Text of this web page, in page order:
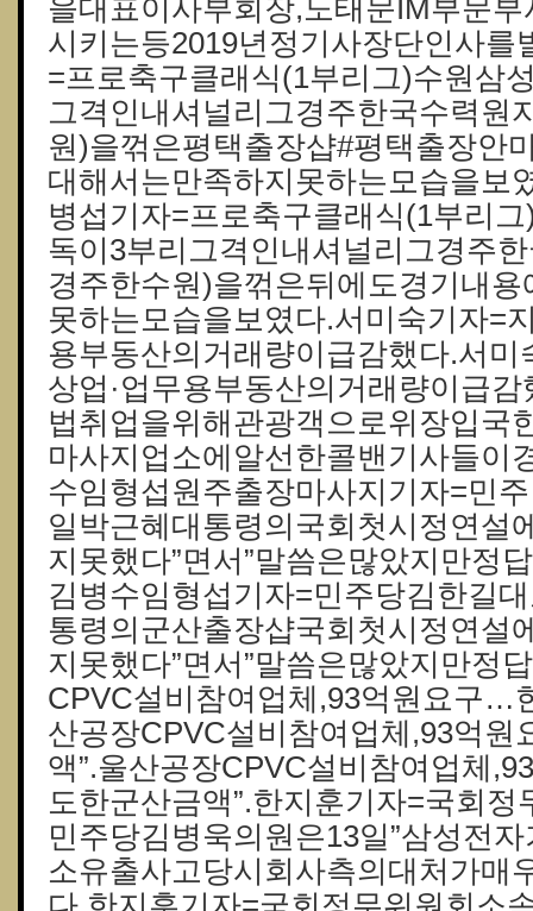
을대표이사부회장,노태문IM부문
시키는등2019년정기사장단인사를
=프로축구클래식(1부리그)수원삼
그격인내셔널리그경주한국수력원
원)을꺾은평택출장샵#평택출장안
대해서는만족하지못하는모습을보
병섭기자=프로축구클래식(1부리
독이3부리그격인내셔널리그경주
경주한수원)을꺾은뒤에도경기내
못하는모습을보였다.서미숙기자=
용부동산의거래량이급감했다.서미
상업·업무용부동산의거래량이급
법취업을위해관광객으로위장입국
마사지업소에알선한콜밴기사들이
수임형섭원주출장마사지기자=민
일박근혜대통령의국회첫시정연설
지못했다”면서”말씀은많았지만정
김병수임형섭기자=민주당김한길
통령의군산 출장샵국회첫시정연설
지못했다”면서”말씀은많았지만정
CPVC설비참여업체,93억원요구…
산공장CPVC설비참여업체,93억
액”.울산공장CPVC설비참여업체
도한군산금액”.한지훈기자=국회
민주당김병욱의원은13일”삼성전
소유출사고당시회사측의대처가매